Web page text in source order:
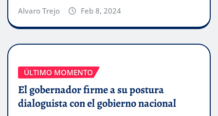
Alvaro Trejo Feb 8, 2024
ÚLTIMO MOMENTO
El gobernador firme a su postura
dialoguista con el gobierno nacional